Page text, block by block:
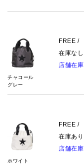
チャコール
グレー
FREE /
在庫なし
店舗在庫
ホワイト
FREE /
在庫あり
店舗在庫